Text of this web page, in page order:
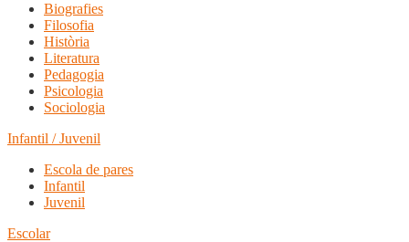
Biografies
Filosofia
Història
Literatura
Pedagogia
Psicologia
Sociologia
Infantil / Juvenil
Escola de pares
Infantil
Juvenil
Escolar